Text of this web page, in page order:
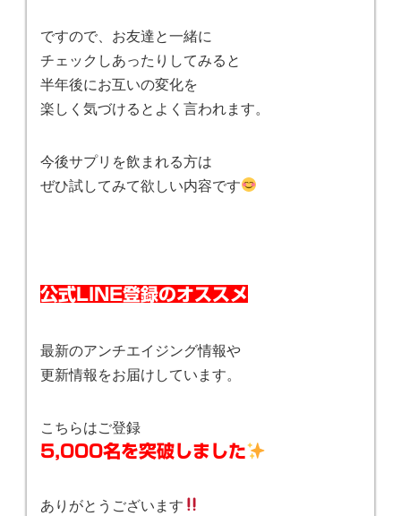
ですので、お友達と一緒に
チェックしあったりしてみると
半年後にお互いの変化を
楽しく気づけるとよく言われます。
今後サプリを飲まれる方は
ぜひ試してみて欲しい内容です
公式LINE登録のオススメ
最新のアンチエイジング情報や
更新情報をお届けしています。
こちらはご登録
5,000名を突破しました
ありがとうございます